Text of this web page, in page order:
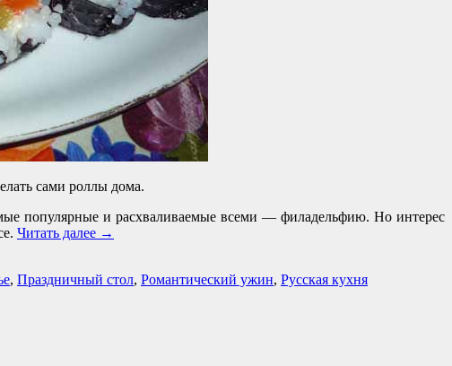
сами роллы дома.
популярные и расхваливаемые всеми — филадельфию. Но интерес
Читать далее →
, Праздничный стол, Романтический ужин, Русская кухня